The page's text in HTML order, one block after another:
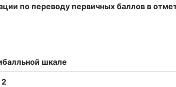
по переводу первичных баллов в
шкале
2